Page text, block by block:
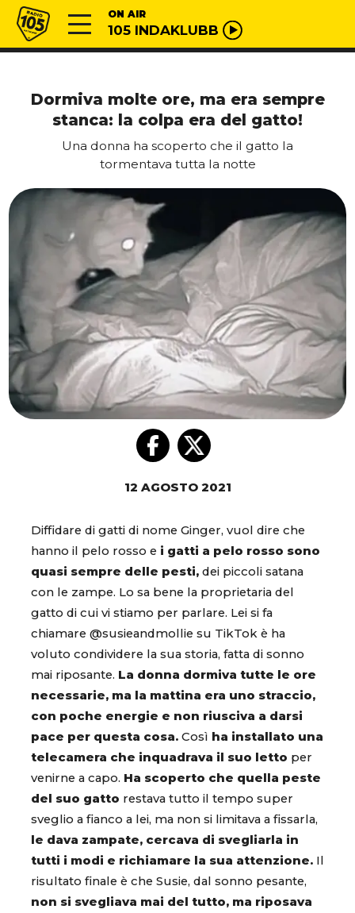
Vai al contenuto
Radio 105 ON AIR
105 INDAKLUBB
Dormiva molte ore, ma era sempre
stanca: la colpa era del gatto!
Una donna ha scoperto che il gatto la
tormentava tutta la notte
12 AGOSTO 2021
Diffidare di gatti di nome Ginger, vuol dire che
hanno il pelo rosso e i gatti a pelo rosso sono
quasi sempre delle pesti, dei piccoli satana
con le zampe. Lo sa bene la proprietaria del
gatto di cui vi stiamo per parlare. Lei si fa
chiamare @susieandmollie su TikTok è ha
voluto condividere la sua storia, fatta di sonno
mai riposante. La donna dormiva tutte le ore
necessarie, ma la mattina era uno straccio,
con poche energie e non riusciva a darsi
pace per questa cosa. Così ha installato una
telecamera che inquadrava il suo letto per
venirne a capo. Ha scoperto che quella peste
del suo gatto restava tutto il tempo super
sveglio a fianco a lei, ma non si limitava a fissarla,
le dava zampate, cercava di svegliarla in
tutti i modi e richiamare la sua attenzione. Il
risultato finale è che Susie, dal sonno pesante,
non si svegliava mai del tutto, ma riposava